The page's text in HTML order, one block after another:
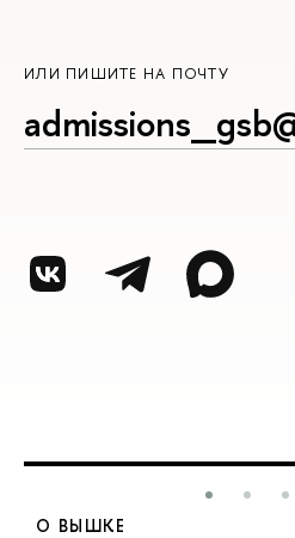
ИЛИ ПИШИТЕ НА ПОЧТУ
О ВЫШКЕ